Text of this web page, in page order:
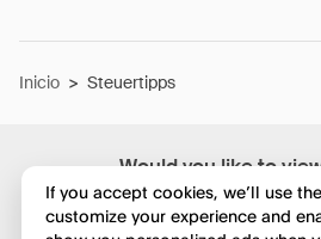
Would you like to
in English?
Inicio > Steuertipps
If you accept cookies, we’ll use
customize your experience and